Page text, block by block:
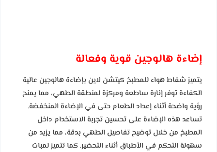
إضاءة هالوجين قوية وفعالة
يتميز شفاط هواء للمطبخ كيتشن لاين بإضاءة هالوجين عالية
الكفاءة توفر إنارة ساطعة ومركزة لمنطقة الطهي، مما يمنح
رؤية واضحة أثناء إعداد الطعام حتى في الإضاءة المنخفضة.
تساعد هذه الإضاءة على تحسين تجربة الاستخدام داخل
المطبخ من خلال توضيح تفاصيل الطهي بدقة، مما يزيد من
سهولة التحكم في الأطباق أثناء التحضير. كما تتميز لمبات